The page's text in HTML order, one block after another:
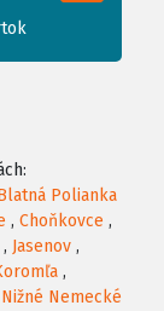
Polianka
, Choňkovce ,
, Jasenov ,
,
Nižné Nemecké